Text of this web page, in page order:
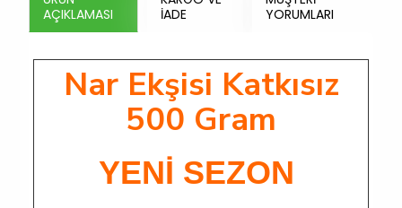
AÇIKLAMASI
İADE
YORUMLARI
Nar Ekşisi Katkısız
500 Gram
YENİ SEZON